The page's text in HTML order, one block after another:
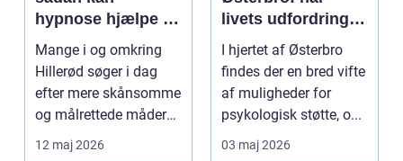
hypnose hjælpe i
hverdagen
Mange i og omkring
Hillerød søger i dag
efter mere skånsomme
og målrettede måder
at få det bedre på....
12 maj 2026
livets udfordringer
kræver
professionel støtte
I hjertet af Østerbro
findes der en bred vifte
af muligheder for
psykologisk støtte, o...
03 maj 2026